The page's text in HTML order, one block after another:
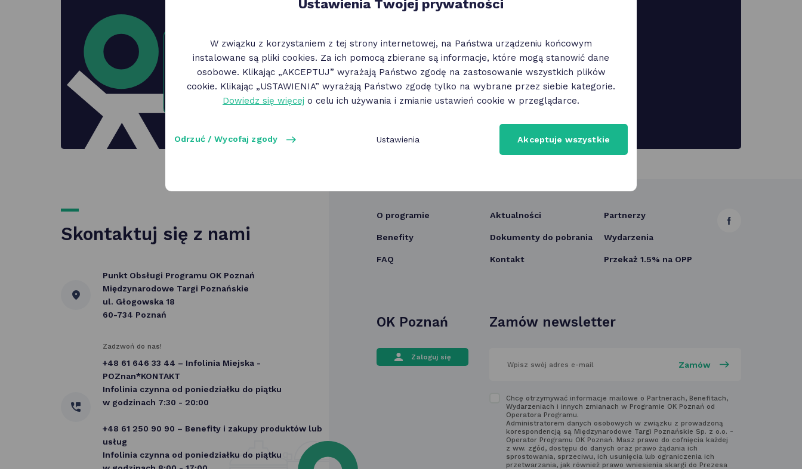
Pobierz aplikację mobilną
Program OK Poznań możesz mieć w zasięgu ręki! Wystarczy pobrać aplikację na telefon! To
wygodne i proste, a z benefitów możesz korzystać w dowolnym momencie!
Skontaktuj się z nami
Punkt Obsługi Programu OK Poznań
Międzynarodowe Targi Poznańskie
ul. Głogowska 18
60-734 Poznań
Zadzwoń do nas!
+48 61 646 33 44 – Infolinia Miejska -
POZnan*KONTAKT
Infolinia czynna od poniedziałku do piątku
w godzinach 7:30 - 20:00
+48 61 250 90 90 – Benefity i zakupy produktów lub
usług
Infolinia czynna od poniedziałku do piątku
O programie Aktualności Partnerzy
Benefity Dokumenty do pobrania Wydarzenia
FAQ Kontakt Przekaż 1.5% na OPP
link
OK Poznań
Zaloguj się
Zamów newsletter
poniżej
Zapoznaj
z regulaminem
newsletter'a
Chcę otrzymywać informacje mailowe o Partnerach, Benefitach,
Wydarzeniach i innych zmianach w Programie OK Poznań od
Operatora Programu.
Administratorem danych osobowych w związku z prowadzoną
korespondencją są Międzynarodowe Targi Poznańskie Sp. z o.o. -
Operator Programu OK Poznań. Masz prawo do cofnięcia każdej
z ww. zgód, dostępu do danych oraz prawo żądania ich
sprostowania, sprzeciwu, ich usunięcia lub ograniczenia ich
przetwarzania, jak również prawo wniesienia skargi do Prezesa
Ustawienia Twojej prywatności
W związku z korzystaniem z tej strony internetowej, na Państwa urządzeniu końcowym
instalowane są pliki cookies. Za ich pomocą zbierane są informacje, które mogą stanowić dane
osobowe. Klikając „AKCEPTUJ” wyrażają Państwo zgodę na zastosowanie wszystkich plików
cookie. Klikając „USTAWIENIA” wyrażają Państwo zgodę tylko na wybrane przez siebie kategorie.
Dowiedz się więcej o celu ich używania i zmianie ustawień cookie w przeglądarce.
Odrzuć / Wycofaj zgody Ustawienia Akceptuje wszystkie